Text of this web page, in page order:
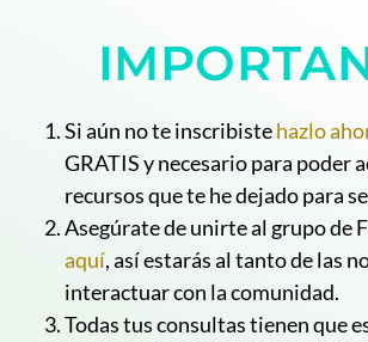
Si aún no te inscribistehazlo
GRATIS y necesario para poder
recursos que te he dejado para
Asegúrate de unirte al grupo de
aquí, así estarás al tanto de las
interactuar con la comunidad.
Todas tus consultas tienen que